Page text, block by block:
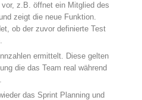
z.B. öffnet ein Mitglied des
zeigt die neue Funktion.
ob der zuvor definierte Test
ermittelt. Diese gelten
die das Team real während
das Sprint Planning und